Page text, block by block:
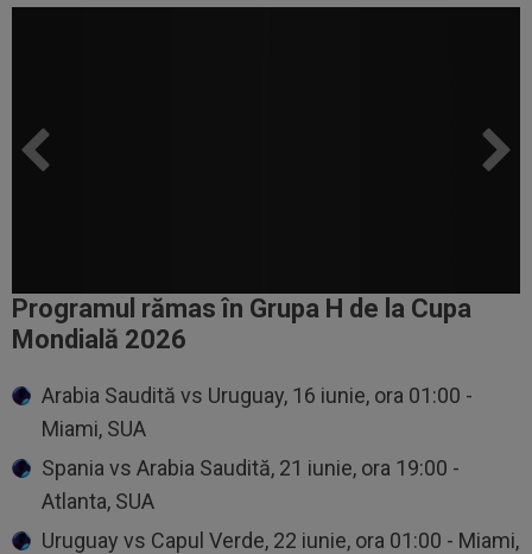
Programul rămas în Grupa H de la Cupa
Mondială 2026
Arabia Saudită vs Uruguay, 16 iunie, ora 01:00 -
Miami, SUA
Spania vs Arabia Saudită, 21 iunie, ora 19:00 -
Atlanta, SUA
Uruguay vs Capul Verde, 22 iunie, ora 01:00 - Miami,